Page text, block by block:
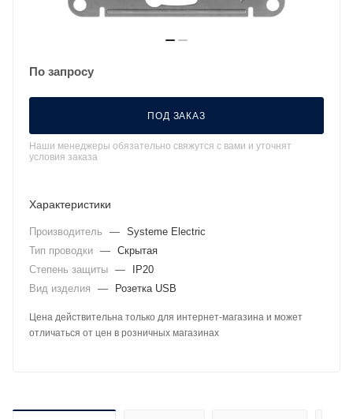
По запросу
ПОД ЗАКАЗ
Наши менеджеры обязательно свяжутся с вами и уточнят
условия заказа
Характеристики
Производитель — Systeme Electric
Тип проводки — Скрытая
Степень защиты —
IP20
Вид изделия
— Розетка USB
Цена действительна только для интернет-магазина и может
отличаться от цен в розничных магазинах